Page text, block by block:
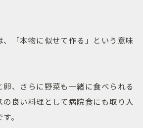
「本物に似せて作る」という意味
、さらに野菜も一緒に食べられる
良い料理として病院食にも取り入
。